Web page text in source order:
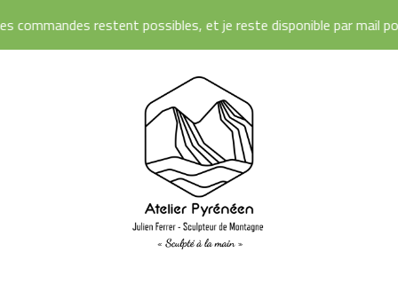
restent possibles, et je reste disponible par mail